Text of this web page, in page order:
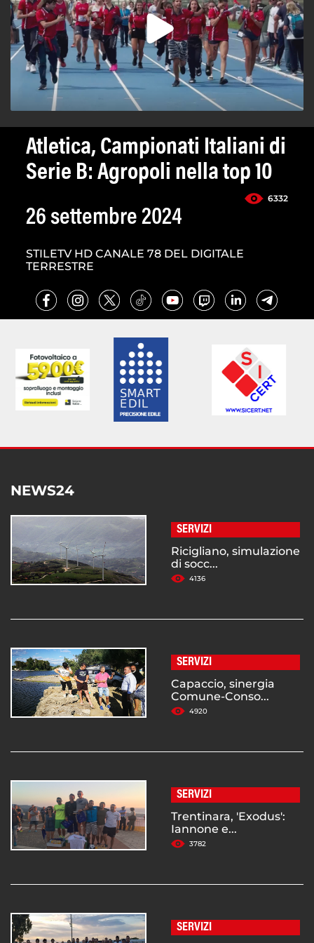
Atletica, Campionati Italiani di
Serie B: Agropoli nella top 10
6332
26 settembre 2024
STILETV HD CANALE 78 DEL DIGITALE
TERRESTRE
NEWS24
SERVIZI
Ricigliano, simulazione
di socc...
4136
SERVIZI
Capaccio, sinergia
Comune-Conso...
4920
SERVIZI
Trentinara, 'Exodus':
Iannone e...
3782
SERVIZI